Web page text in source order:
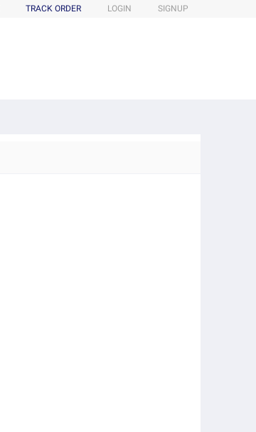
TRACK ORDER LOGIN SIGNUP